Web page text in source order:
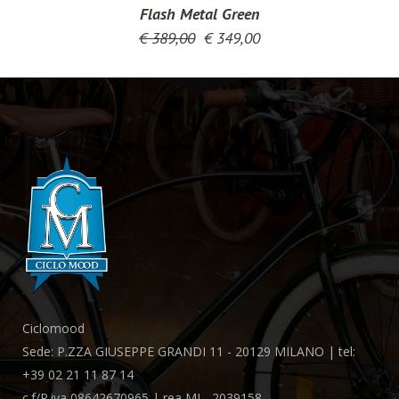
Flash Metal Green
€389,00 €349,00
Ciclomood
Sede: P.ZZA GIUSEPPE GRANDI 11 - 20129 MILANO | tel:
+39 02 21 11 87 14